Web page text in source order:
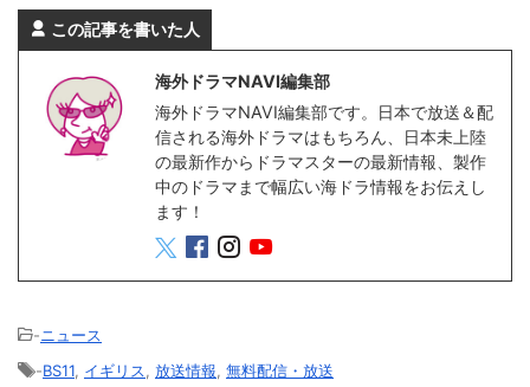
この記事を書いた人
海外ドラマNAVI編集部
海外ドラマNAVI編集部です。日本で放送＆配
信される海外ドラマはもちろん、日本未上陸
の最新作からドラマスターの最新情報、製作
中のドラマまで幅広い海ドラ情報をお伝えし
ます！
-ニュース
-BS11 イギリス 放送情報 無料配信・放送